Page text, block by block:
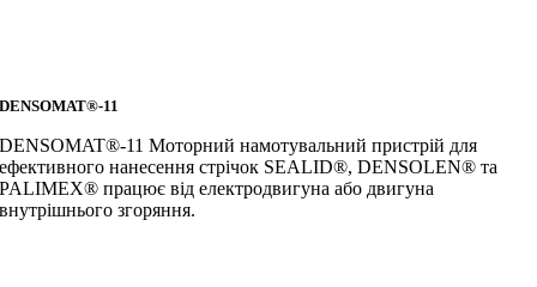
DENSOMAT®-11
DENSOMAT®-11Моторний намотувальний пристрій для
ефективного нанесення стрічок SEALID®, DENSOLEN® та
PALIMEX® працює від електродвигуна або двигуна
внутрішнього згоряння.